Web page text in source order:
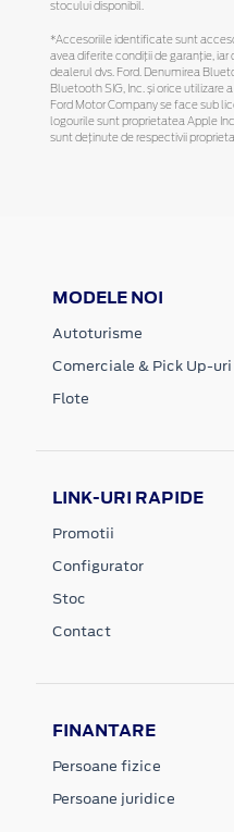
stocului disponibil.
*Accesoriile identificate sunt
avea diferite condiții de garanție,
dealerul dvs. Ford. Denumirea
Bluetooth SIG, Inc. și orice utilizare
Ford Motor Company se face sub
logourile sunt proprietatea Apple
sunt deținute de respectivii
MODELE NOI
Autoturisme
Comerciale & Pick Up-uri
Flote
LINK-URI RAPIDE
Promotii
Configurator
Stoc
Contact
FINANTARE
Persoane fizice
Persoane juridice